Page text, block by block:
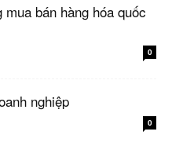
bán hàng hóa quốc
0
nghiệp
0